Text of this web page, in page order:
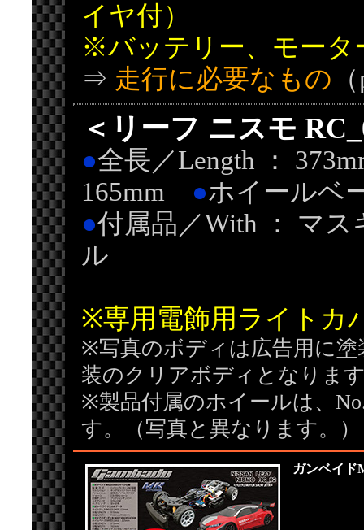
イヤ付）
※バッテリー、モータ
⇒ 走行に必要なもの
＜リーフ ニスモ
●全長／Length ：
165mm ●ホイールベ
●付属品／With ： マ
ル
※専用電飾用ライトカ
※写真のボディは広告用に
装のクリアボディとなりま
※製品付属のホイールは、
す。（写真と異なります。）
ガンベイド